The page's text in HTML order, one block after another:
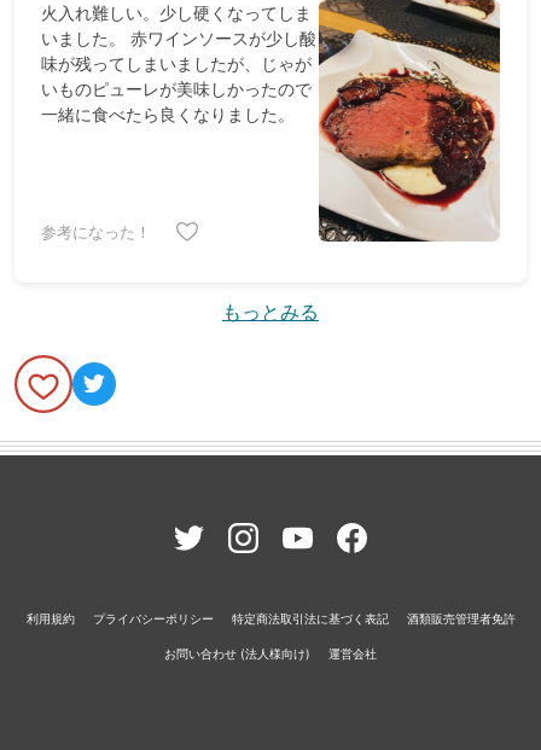
火入れ難しい。少し硬くなってしま
いました。 赤ワインソースが少し酸
味が残ってしまいましたが、じゃが
いものピューレが美味しかったので
一緒に食べたら良くなりました。
参考になった！
もっとみる
利用規約 プライバシーポリシー 特定商法取引法に基づく表記 酒類販売管理者免許
お問い合わせ (法人様向け) 運営会社